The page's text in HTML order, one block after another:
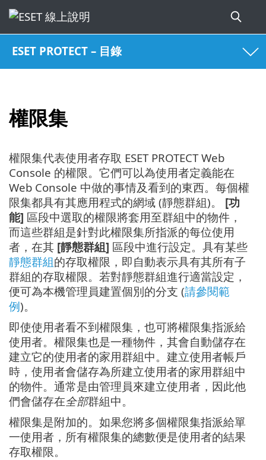
ESET PROTECT – 目錄
權限集
權限集代表使用者存取 ESET PROTECT Web
Console 的權限。它們可以為使用者定義能在
Web Console 中做的事情及看到的東西。每個權
限集都具有其應用程式的網域 (靜態群組)。
[功
能] 區段中選取的權限將套用至群組中的物件，
而這些群組是針對此權限集所指派的每位使用
者，在其 [靜態群組] 區段中進行設定。具有某些
靜態群組的存取權限，即自動表示具有其所有子
群組的存取權限。若對靜態群組進行適當設定，
便可為本機管理員建置個別的分支 (請參閱範
例)。
即使使用者看不到權限集，也可將權限集指派給
使用者。權限集也是一種物件，其會自動儲存在
建立它的使用者的家用群組中。建立使用者帳戶
時，使用者會儲存為所建立使用者的家用群組中
的物件。通常是由管理員來建立使用者，因此他
們會儲存在全部群組中。
權限集是附加的。如果您將多個權限集指派給單
一使用者，所有權限集的總數便是使用者的結果
存取權限。